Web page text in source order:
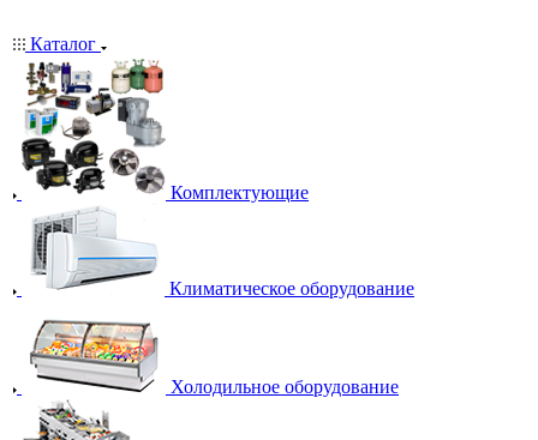
Каталог
Комплектующие
Климатическое оборудование
Холодильное оборудование